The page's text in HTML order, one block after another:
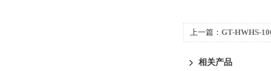
上一篇： GT-HWHS-
相关产品